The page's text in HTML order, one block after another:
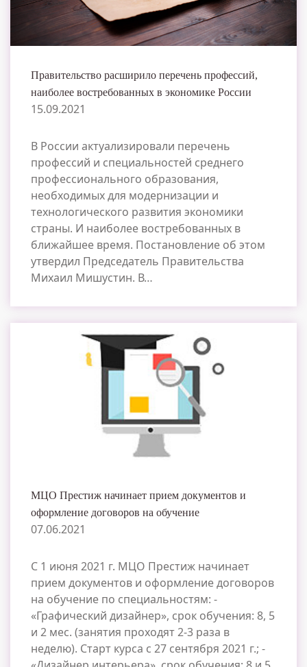
Правительство расширило перечень профессий,
наиболее востребованных в экономике России
15.09.2021
В России актуализировали перечень
профессий и специальностей среднего
профессионального образования,
необходимых для модернизации и
технологического развития экономики
страны. И наиболее востребованных в
ближайшее время. Постановление об этом
утвердил Председатель Правительства
Михаил Мишустин. В…
МЦО Престиж начинает прием документов и
оформление договоров на обучение
07.06.2021
С 1 июня 2021 г. МЦО Престиж начинает
прием документов и оформление договоров
на обучение по специальностям: -
«Графический дизайнер», срок обучения: 8, 5
и 2 мес. (занятия проходят 2-3 раза в
неделю). Старт курса с 27 сентября 2021 г.; -